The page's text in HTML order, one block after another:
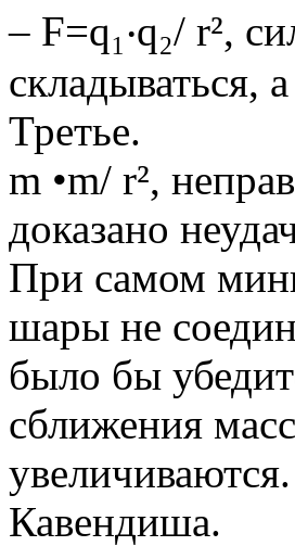
– F=q₁‧q₂/ r²,
складываться,
Третье.
m •m/ r²,
доказано
При самом
шары не
было бы
сближения
Кавендиша.